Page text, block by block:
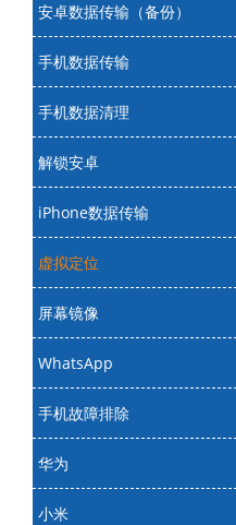
安卓数据传输（备份）
手机数据传输
手机数据清理
解锁安卓
iPhone数据传输
虚拟定位
屏幕镜像
WhatsApp
手机故障排除
华为
小米